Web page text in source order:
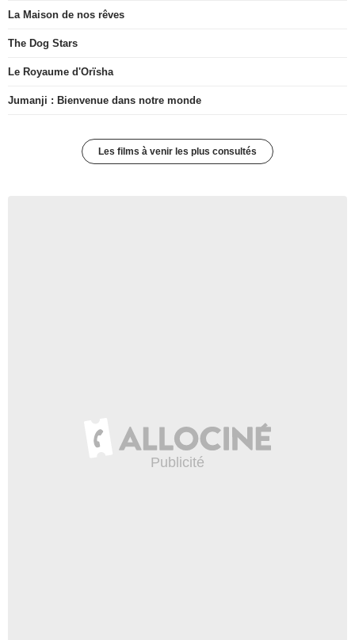
La Maison de nos rêves
The Dog Stars
Le Royaume d'Orïsha
Jumanji : Bienvenue dans notre monde
Les films à venir les plus consultés